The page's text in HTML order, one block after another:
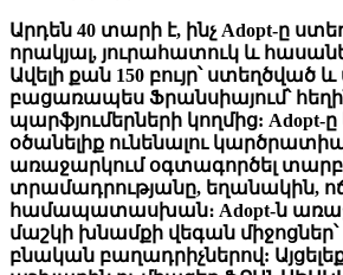
Արդեն 40 տարի է, ինչ Adopt-ը
որակյալ, յուրահատուկ և
Ավելի քան 150 բույր՝
բացառապես Ֆրանսիայում՝
պարֆյումերների կողմից: Adopt-ը
օծանելիք ունենալու
առաջարկում օգտագործել
տրամադրությանը, եղանակին,
համապատասխան։ Adopt-ն
մաշկի խնամքի վեգան
բնական բաղադրիչներով: Այցելեք